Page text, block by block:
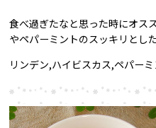
食べ過ぎたなと思った時にオス
やペパーミントのスッキリとし
リンデン,ハイビスカス,ペパー